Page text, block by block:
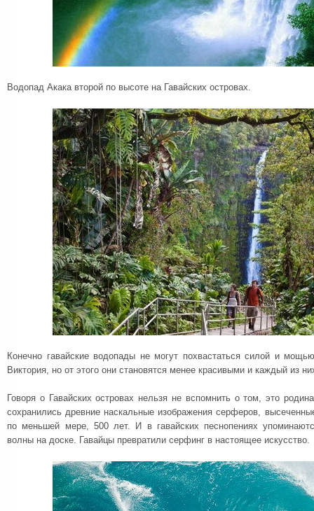
Водопад Акака второй по высоте на Гавайских островах.
Конечно гавайские водопады не могут похвастаться силой и
Виктория, но от этого они становятся менее красивыми и каждый из
Говоря о Гавайских островах нельзя не вспомнить о том, это
сохранились древние наскальные изображения серферов,
по меньшей мере, 500 лет. И в гавайских песнопениях
волны на доске. Гавайцы превратили серфинг в настоящее искусство.